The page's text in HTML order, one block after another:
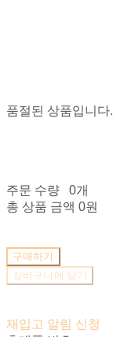
품절된 상품입니다.
주문 수량
0개
총 상품 금액 0원
구매하기
장바구니에 담기
재입고 알림 신청